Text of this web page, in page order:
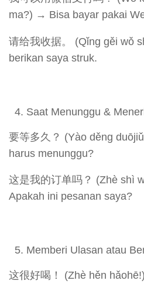
ma?) → Bisa bayar pakai
请给我收据。 (Qǐng gěi wǒ
berikan saya struk.
Saat Menunggu &
要等多久？ (Yào děng
harus menunggu?
这是我的订单吗？ (Zhè shì
Apakah ini pesanan saya?
Memberi Ulasan atau
这很好喝！ (Zhè hěn